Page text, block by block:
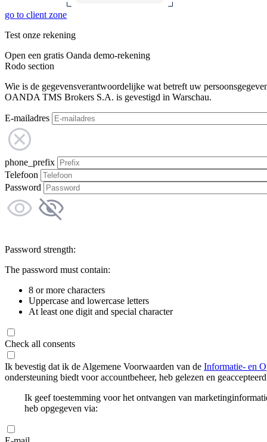
go to client zone
Test onze rekening
Open een gratis Oanda demo-rekening
Rodo section
Wie is de gegevensverantwoordelijke wat betreft uw
OANDA TMS Brokers S.A. is gevestigd in Warschau.
E-mailadres
phone_prefix
Telefoon
Password
Password strength:
The password must contain:
8 or more characters
Uppercase and lowercase letters
At least one digit and special character
Check all consents
Ik bevestig dat ik de Algemene Voorwaarden van de Informatie- en
ondersteuning biedt voor accountbeheer, heb gelezen en
Ik geef toestemming voor het ontvangen van
heb opgegeven via: